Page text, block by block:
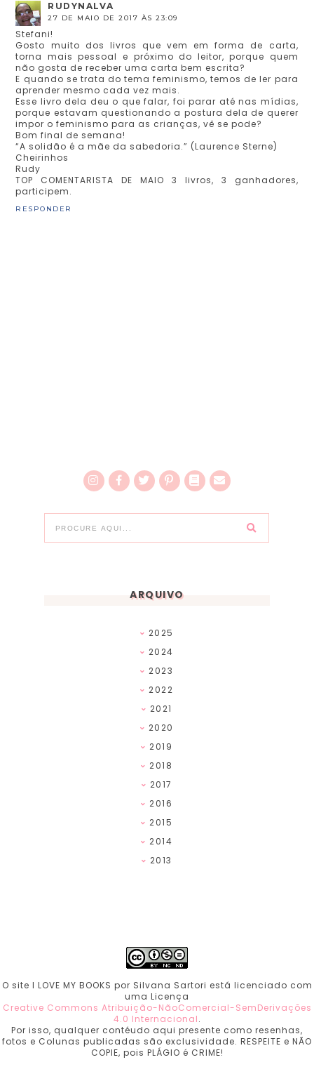
RUDYNALVA
27 DE MAIO DE 2017 ÀS 23:09
Stefani!
Gosto muito dos livros que vem em forma de carta,
torna mais pessoal e próximo do leitor, porque quem
não gosta de receber uma carta bem escrita?
E quando se trata do tema feminismo, temos de ler para
aprender mesmo cada vez mais.
Esse livro dela deu o que falar, foi parar até nas mídias,
porque estavam questionando a postura dela de querer
impor o feminismo para as crianças, vê se pode?
Bom final de semana!
“A solidão é a mãe da sabedoria.” (Laurence Sterne)
Cheirinhos
Rudy
TOP COMENTARISTA DE MAIO 3 livros, 3 ganhadores,
participem.
RESPONDER
ARQUIVO
2025
2024
2023
2022
2021
2020
2019
2018
2017
2016
2015
2014
2013
O site I LOVE MY BOOKS por Silvana Sartori está licenciado com
uma Licença
Creative Commons Atribuição-NãoComercial-SemDerivações
4.0 Internacional.
Por isso, qualquer contéudo aqui presente como resenhas,
fotos e Colunas publicadas são exclusividade. RESPEITE e NÃO
COPIE, pois PLÁGIO é CRIME!